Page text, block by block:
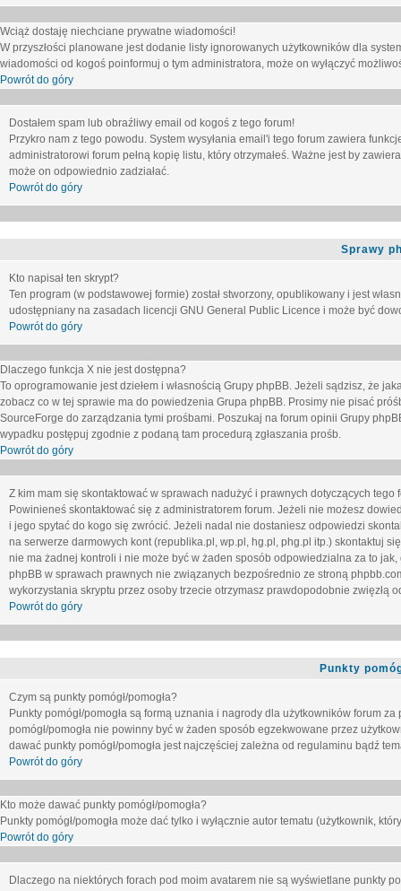
Wciąż dostaję niechciane prywatne wiadomości!
W przyszłości planowane jest dodanie listy ignorowanych użytkowników dla
wiadomości od kogoś poinformuj o tym administratora, może on wyłączyć
Powrót do góry
Dostałem spam lub obraźliwy email od kogoś z tego forum!
Przykro nam z tego powodu. System wysyłania email'i tego forum zawiera
administratorowi forum pełną kopię listu, który otrzymałeś. Ważne jest by
może on odpowiednio zadziałać.
Powrót do góry
Sprawy
Kto napisał ten skrypt?
Ten program (w podstawowej formie) został stworzony, opublikowany i jest
udostępniany na zasadach licencji GNU General Public Licence i może być
Powrót do góry
Dlaczego funkcja X nie jest dostępna?
To oprogramowanie jest dziełem i własnością Grupy phpBB. Jeżeli sądzisz, że
zobacz co w tej sprawie ma do powiedzenia Grupa phpBB. Prosimy nie pisać
SourceForge do zarządzania tymi prośbami. Poszukaj na forum opinii Grupy
wypadku postępuj zgodnie z podaną tam procedurą zgłaszania prośb.
Powrót do góry
Z kim mam się skontaktować w sprawach nadużyć i prawnych dotyczących tego
Powinieneś skontaktować się z administratorem forum. Jeżeli nie możesz
i jego spytać do kogo się zwrócić. Jeżeli nadal nie dostaniesz odpowiedzi
na serwerze darmowych kont (republika.pl, wp.pl, hg.pl, phg.pl itp.) skontaktuj
nie ma żadnej kontroli i nie może być w żaden sposób odpowiedzialna za to
phpBB w sprawach prawnych nie związanych bezpośrednio ze stroną
wykorzystania skryptu przez osoby trzecie otrzymasz prawdopodobnie zwięzłą
Powrót do góry
Punkty
Czym są punkty pomógł/pomogła?
Punkty pomógł/pomogła są formą uznania i nagrody dla użytkowników forum
pomógł/pomogła nie powinny być w żaden sposób egzekwowane przez
dawać punkty pomógł/pomogła jest najczęściej zależna od regulaminu bądź
Powrót do góry
Kto może dawać punkty pomógł/pomogła?
Punkty pomógł/pomogła może dać tylko i wyłącznie autor tematu (użytkownik,
Powrót do góry
Dlaczego na niektórych forach pod moim avatarem nie są wyświetlane punkty